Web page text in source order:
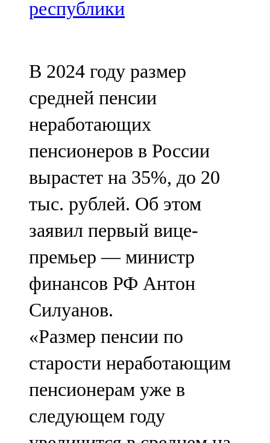
106,2 FM
107,3 FM
Мөслим
100,0 FM
Нурлат
104,7 FM
Олы Әтнә
71,42 FM
Сарман
107,8 FM
Теләче
106,1 FM
Түбән Кама
102,6 FM
Чирмешән
республики
В 2024 году размер
средней пенсии
неработающих
пенсионеров в России
вырастет на 35%, до 20
тыс. рублей. Об этом
заявил первый вице-
премьер — министр
финансов РФ Антон
Силуанов.
«Размер пенсии по
старости неработающим
пенсионерам уже в
следующем году